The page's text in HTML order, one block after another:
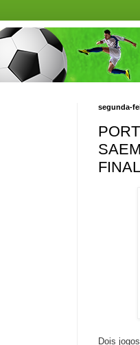
segunda-
Dois